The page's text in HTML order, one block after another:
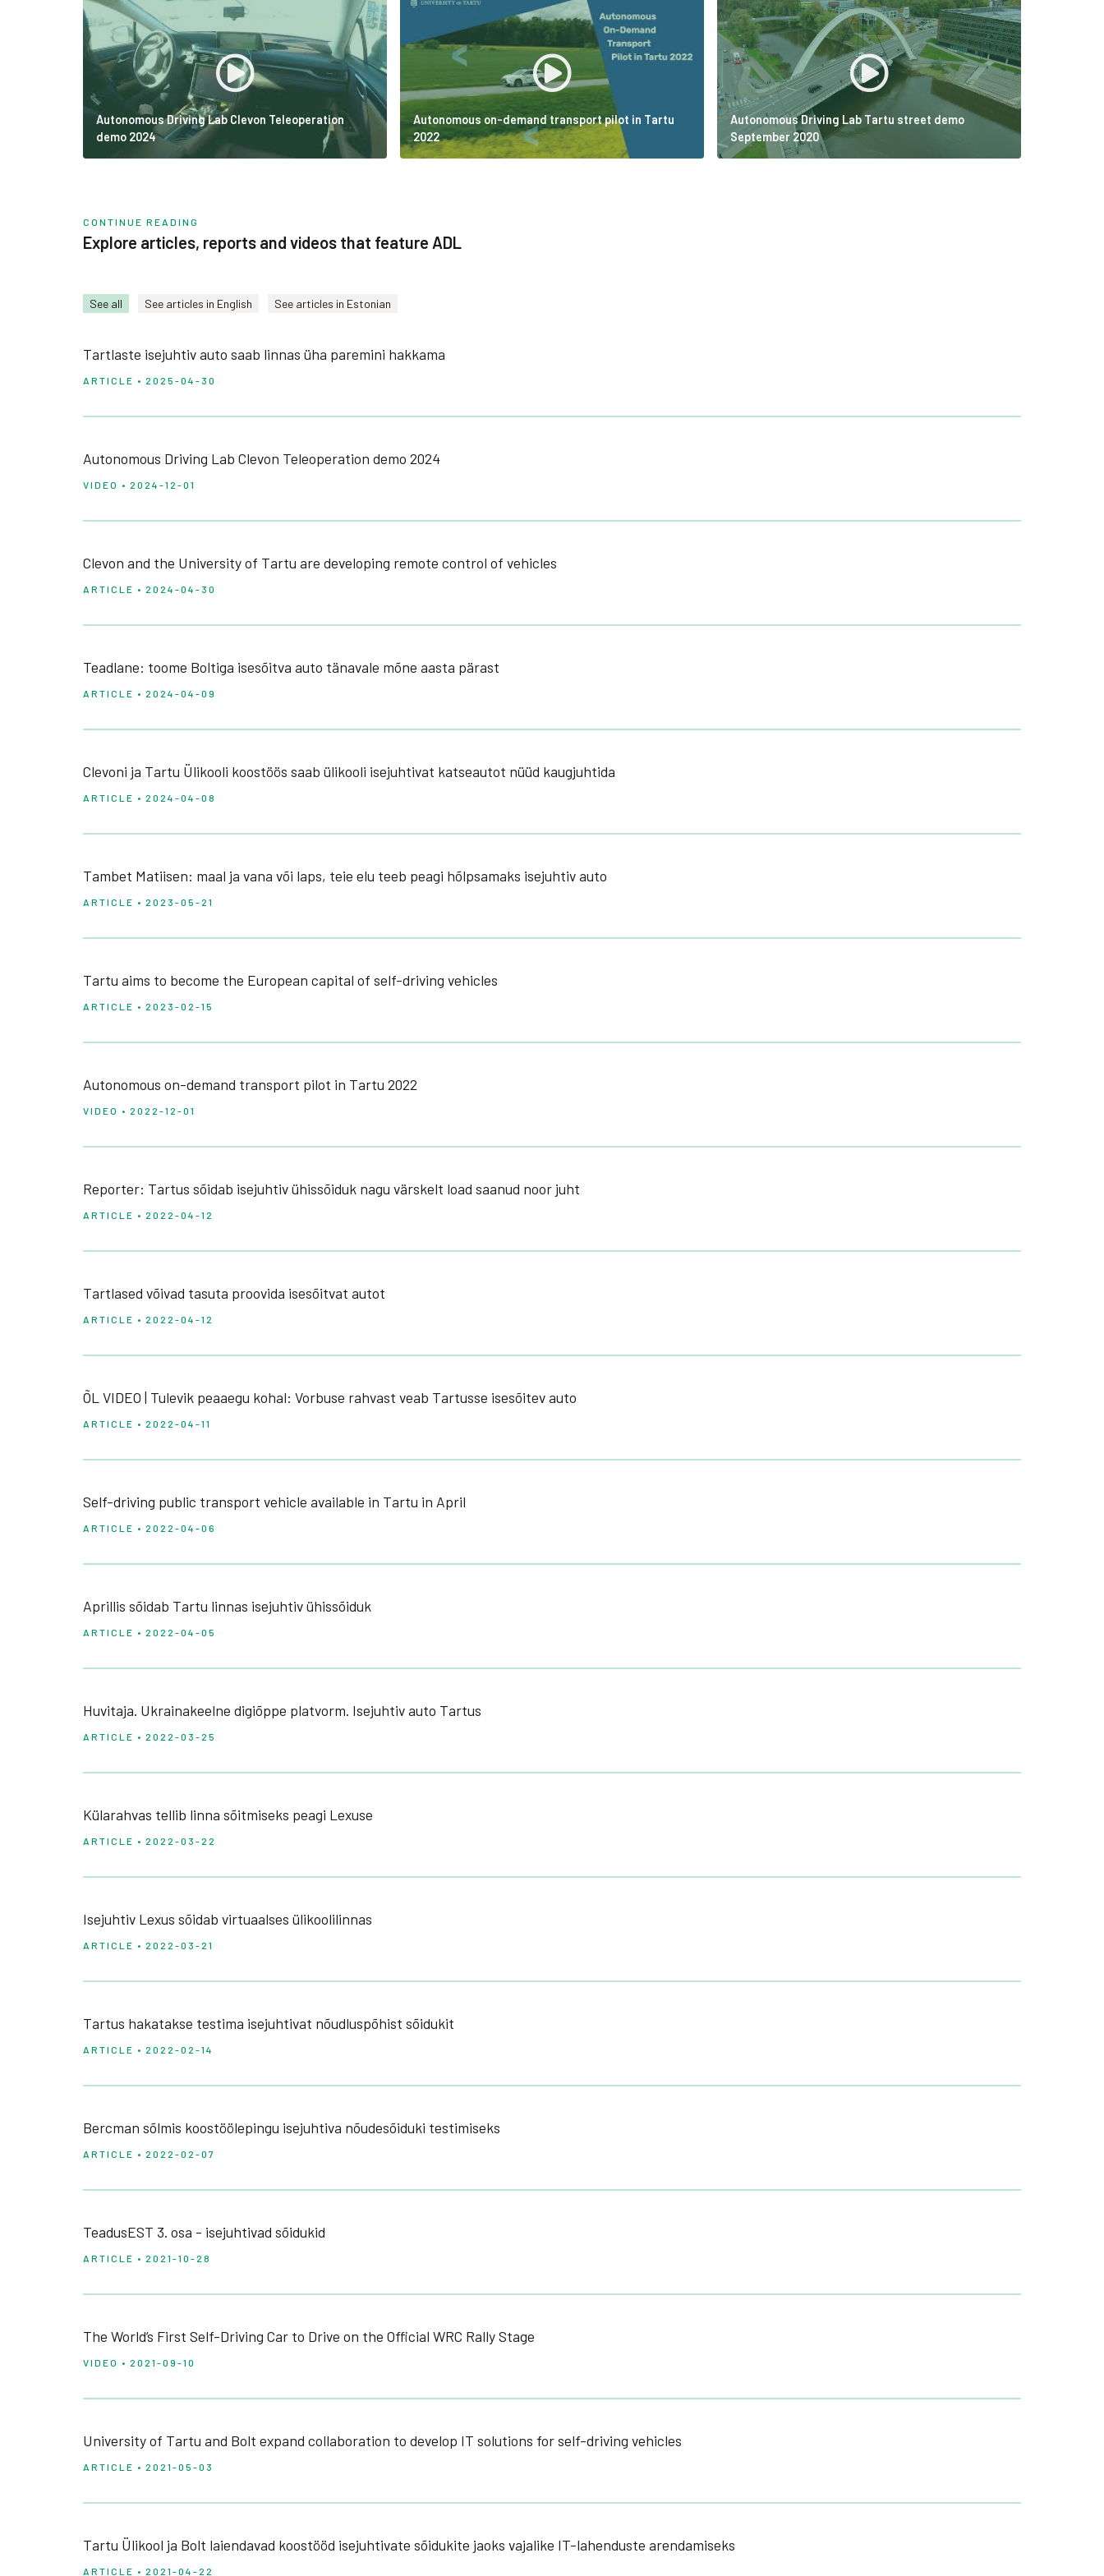
Autonomous Driving Lab Clevon Teleoperation
demo 2024
Autonomous on-demand transport pilot in Tartu
2022
Autonomous Driving Lab Tartu street demo
September 2020
CONTINUE READING
Explore articles, reports and videos that feature ADL
See all See articles in English See articles in Estonian
Tartlaste isejuhtiv auto saab linnas üha paremini hakkama
ARTICLE • 2025-04-30
Autonomous Driving Lab Clevon Teleoperation demo 2024
VIDEO • 2024-12-01
Clevon and the University of Tartu are developing remote control of vehicles
ARTICLE • 2024-04-30
Teadlane: toome Boltiga isesõitva auto tänavale mõne aasta pärast
ARTICLE • 2024-04-09
Clevoni ja Tartu Ülikooli koostöös saab ülikooli isejuhtivat katseautot nüüd kaugjuhtida
ARTICLE • 2024-04-08
Tambet Matiisen: maal ja vana või laps, teie elu teeb peagi hõlpsamaks isejuhtiv auto
ARTICLE • 2023-05-21
Tartu aims to become the European capital of self-driving vehicles
ARTICLE • 2023-02-15
Autonomous on-demand transport pilot in Tartu 2022
VIDEO • 2022-12-01
Reporter: Tartus sõidab isejuhtiv ühissõiduk nagu värskelt load saanud noor juht
ARTICLE • 2022-04-12
Tartlased võivad tasuta proovida isesõitvat autot
ARTICLE • 2022-04-12
ÕL VIDEO | Tulevik peaaegu kohal: Vorbuse rahvast veab Tartusse isesõitev auto
ARTICLE • 2022-04-11
Self-driving public transport vehicle available in Tartu in April
ARTICLE • 2022-04-06
Aprillis sõidab Tartu linnas isejuhtiv ühissõiduk
ARTICLE • 2022-04-05
Huvitaja. Ukrainakeelne digiõppe platvorm. Isejuhtiv auto Tartus
ARTICLE • 2022-03-25
Külarahvas tellib linna sõitmiseks peagi Lexuse
ARTICLE • 2022-03-22
Isejuhtiv Lexus sõidab virtuaalses ülikoolilinnas
ARTICLE • 2022-03-21
Tartus hakatakse testima isejuhtivat nõudluspõhist sõidukit
ARTICLE • 2022-02-14
Bercman sõlmis koostöölepingu isejuhtiva nõudesõiduki testimiseks
ARTICLE • 2022-02-07
TeadusEST 3. osa - isejuhtivad sõidukid
ARTICLE • 2021-10-28
The World’s First Self-Driving Car to Drive on the Official WRC Rally Stage
VIDEO • 2021-09-10
University of Tartu and Bolt expand collaboration to develop IT solutions for self-driving vehicles
ARTICLE • 2021-05-03
Tartu Ülikool ja Bolt laiendavad koostööd isejuhtivate sõidukite jaoks vajalike IT-lahenduste arendamiseks
ARTICLE • 2021-04-22